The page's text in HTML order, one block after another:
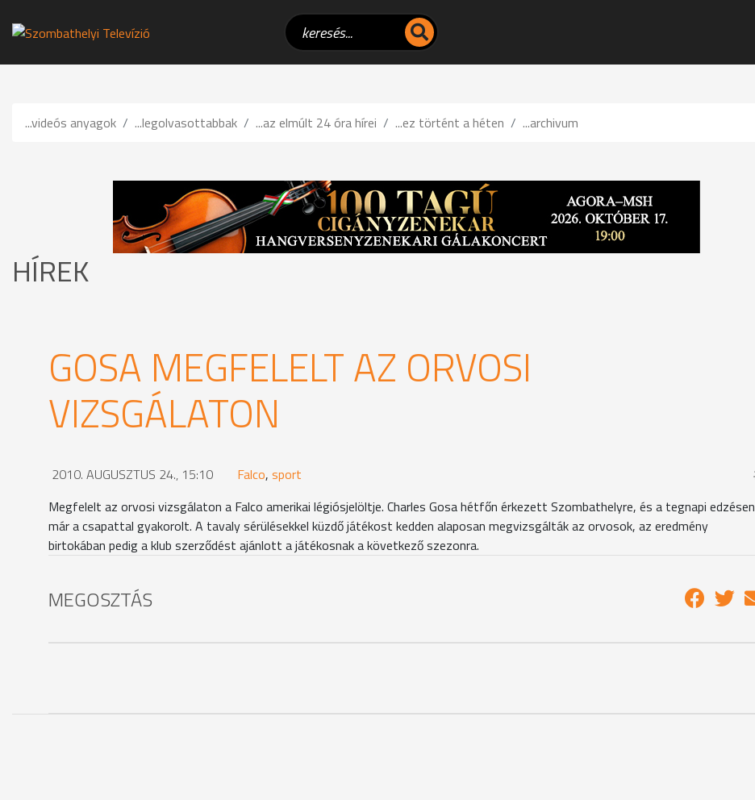
...videós anyagok ...legolvasottabbak ...az elmúlt 24 óra hírei ...ez történt a héten ...archivum
HÍREK
GOSA MEGFELELT AZ ORVOSI
VIZSGÁLATON
2010. AUGUSZTUS 24., 15:10 Falco, sport
Megfelelt az orvosi vizsgálaton a Falco amerikai légiósjelöltje. Charles Gosa hétfőn érkezett Szombathelyre, és a tegnapi edzésen
már a csapattal gyakorolt. A tavaly sérülésekkel küzdő játékost kedden alaposan megvizsgálták az orvosok, az eredmény
birtokában pedig a klub szerződést ajánlott a játékosnak a következő szezonra.
MEGOSZTÁS